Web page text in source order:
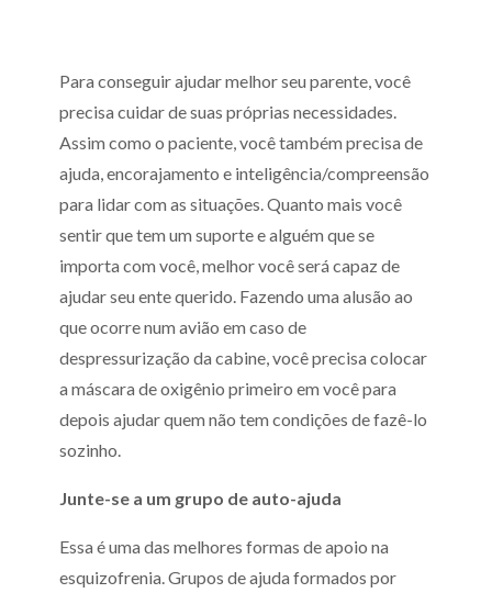
Para conseguir ajudar melhor seu parente, você
precisa cuidar de suas próprias necessidades.
Assim como o paciente, você também precisa de
ajuda, encorajamento e inteligência/compreensão
para lidar com as situações. Quanto mais você
sentir que tem um suporte e alguém que se
importa com você, melhor você será capaz de
ajudar seu ente querido. Fazendo uma alusão ao
que ocorre num avião em caso de
despressurização da cabine, você precisa colocar
a máscara de oxigênio primeiro em você para
depois ajudar quem não tem condições de fazê-lo
sozinho.
Junte-se a um grupo de auto-ajuda
Essa é uma das melhores formas de apoio na
esquizofrenia. Grupos de ajuda formados por